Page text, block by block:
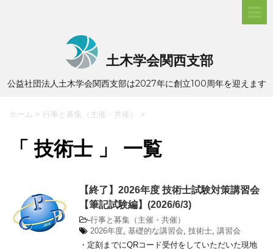
土木学会関西支部
公益社団法人土木学会関西支部は2027年に創立100周年を迎えます
ホーム > 行事と募集（主催・共催） >
「 技術士 」 一覧
【終了】2026年度 技術士試験対策講習会
【筆記試験編】(2026/6/3)
-行事と募集（主催・共催）
2026年度 基礎的な講習会 技術士 講習会
・定刻までにQRコード受付をしていただいた現地